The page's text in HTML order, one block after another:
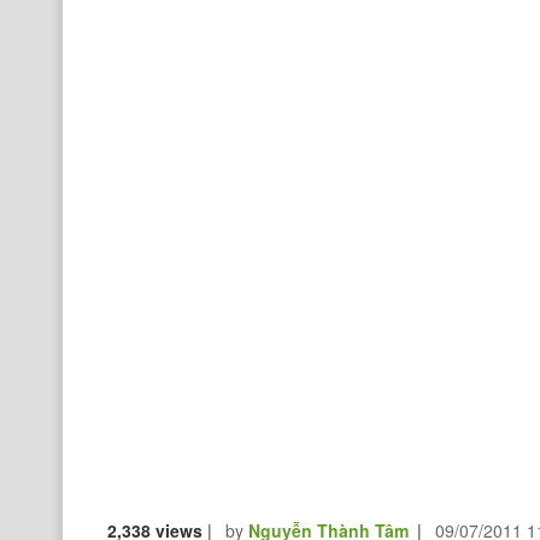
2,338 views | by Nguyễn Thành Tâm | 09/07/2011